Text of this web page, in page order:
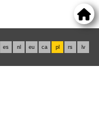
es nl eu ca pl rs lv